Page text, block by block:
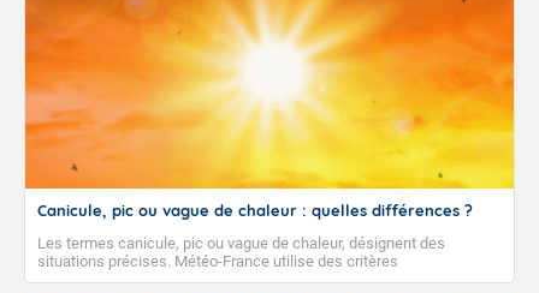
Canicule, pic ou vague de chaleur : quelles différences ?
Les termes canicule, pic ou vague de chaleur, désignent des
situations précises. Météo-France utilise des critères
climatologiques pour évaluer et qualifier les épisodes de chaleur qui